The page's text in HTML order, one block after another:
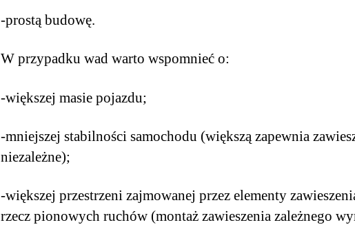
-prostą budowę.
W przypadku wad warto wspomnieć o:
-większej masie pojazdu;
-mniejszej stabilności samochodu (większą zapewnia
niezależne);
-większej przestrzeni zajmowanej przez elementy
rzecz pionowych ruchów (montaż zawieszenia zależnego